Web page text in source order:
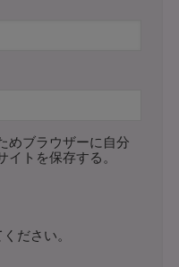
めブラウザーに自分
イトを保存する。
ださい。